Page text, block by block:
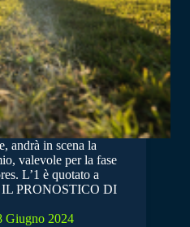
andrà in scena la
valevole per la fase
L’1 è quotato a
IL PRONOSTICO DI
Giugno 2024